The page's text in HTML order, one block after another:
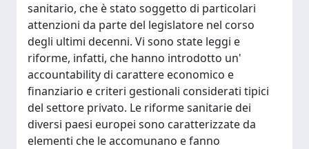
sanitario, che è stato soggetto di particolari
attenzioni da parte del legislatore nel corso
degli ultimi decenni. Vi sono state leggi e
riforme, infatti, che hanno introdotto un'
accountability di carattere economico e
finanziario e criteri gestionali considerati tipici
del settore privato. Le riforme sanitarie dei
diversi paesi europei sono caratterizzate da
elementi che le accomunano e fanno